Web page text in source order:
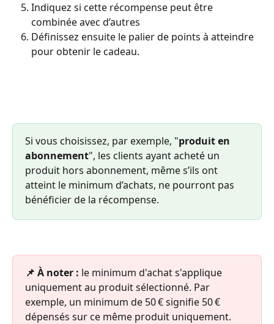
Indiquez si cette récompense peut être
combinée avec d’autres
Définissez ensuite le palier de points à atteindre
pour obtenir le cadeau.
Si vous choisissez, par exemple, "produit en
abonnement", les clients ayant acheté un
produit hors abonnement, même s’ils ont
atteint le minimum d’achats, ne pourront pas
bénéficier de la récompense.
📌 À noter : le minimum d'achat s'applique
uniquement au produit sélectionné. Par
exemple, un minimum de 50 € signifie 50 €
dépensés sur ce même produit uniquement.